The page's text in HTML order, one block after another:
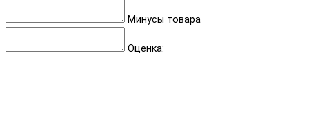
Минусы товара
Оценка: